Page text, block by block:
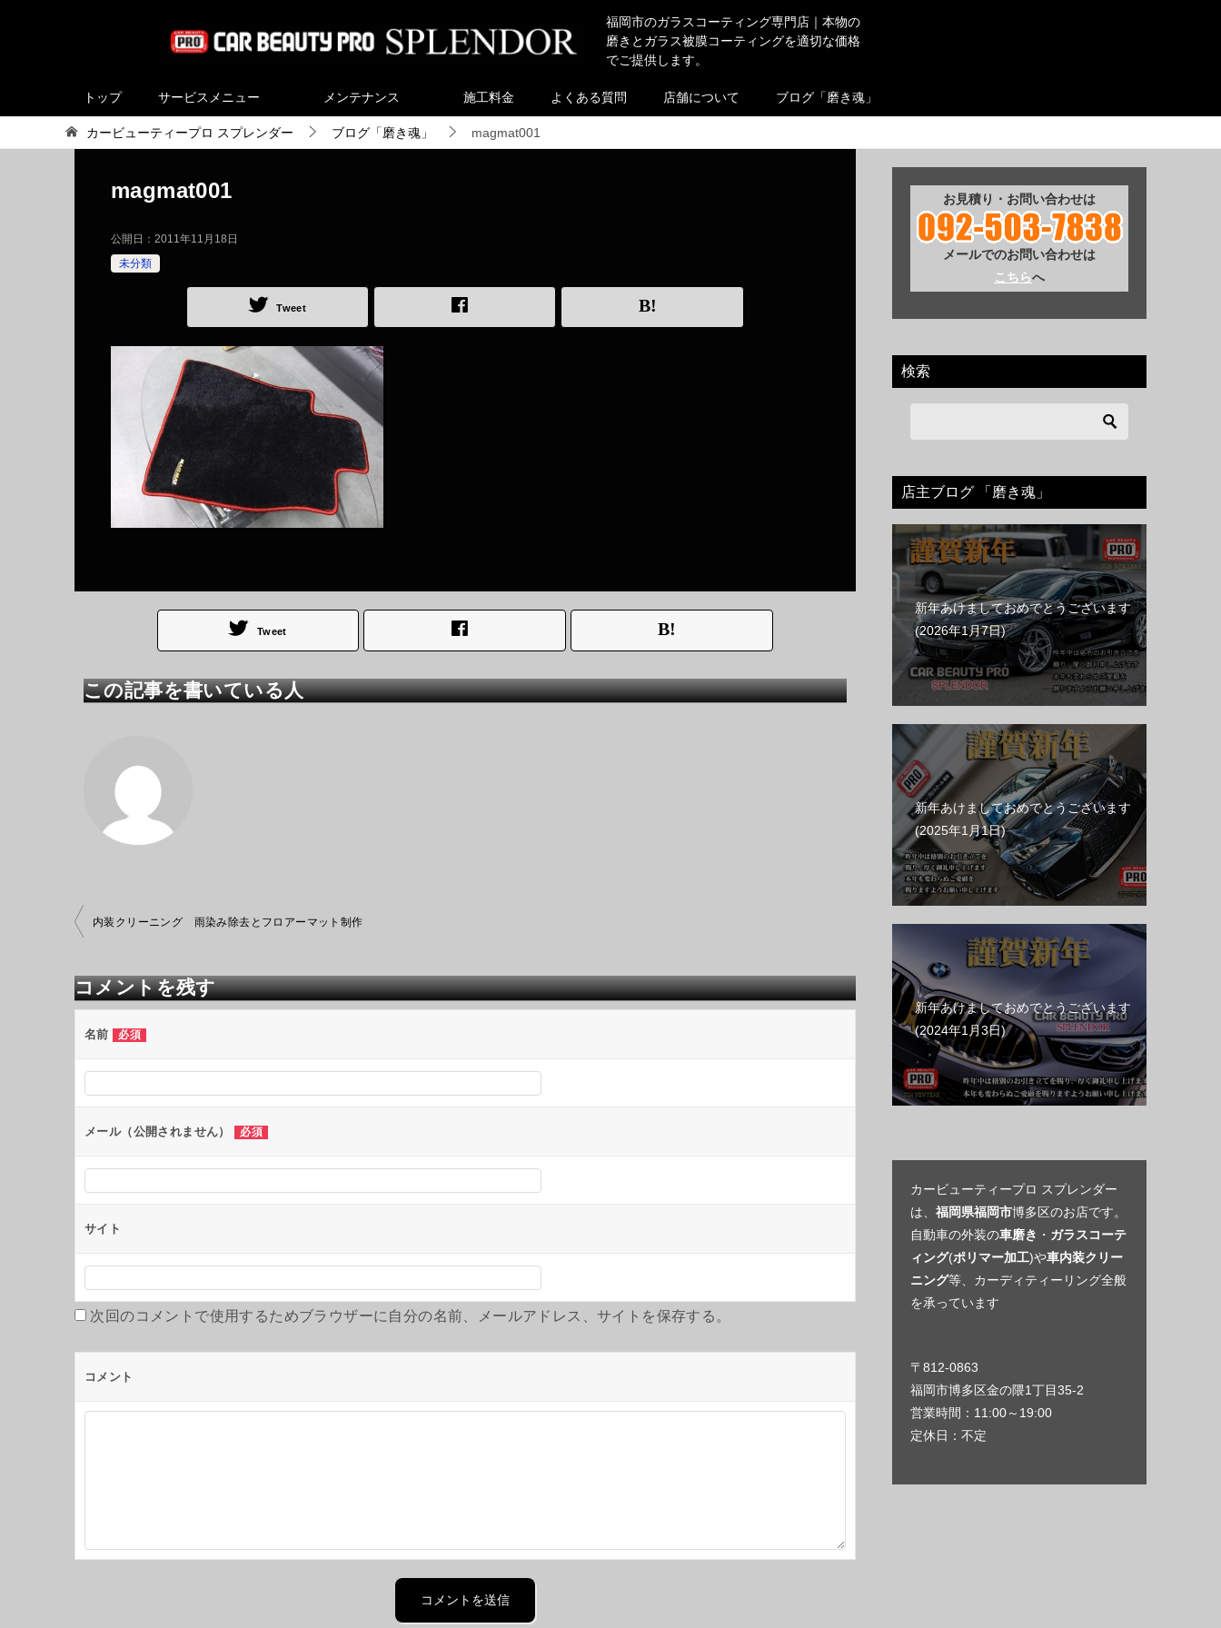
福岡市のガラスコーティング専門店｜本物の
磨きとガラス被膜コーティングを適切な価格
でご提供します。
トップ サービスメニュー メンテナンス 施工料金 よくある質問 店舗について ブログ「磨き魂」
カービューティープロ スプレンダー ブログ「磨き魂」 magmat001
magmat001
公開日： 2011年11月18日
未分類
Tweet
Tweet
この記事を書いている人
投
稿
ビ
ゲ
ー
シ
ョ
内装クリーニング 雨染み除去とフロアーマット制作
コメントを残す
名前 必須
メール（公開されません） 必須
サイト
次回のコメントで使用するためブラウザーに自分の名前、メールアドレス、サイトを保存する。
コメント
お見積り・お問い合わせは
メールでのお問い合わせは
こちらへ
検索
店主ブログ 「磨き魂」
新年あけましておめでとうございます
2026年1月7日
新年あけましておめでとうございます
2025年1月1日
新年あけましておめでとうございます
2024年1月3日
カービューティープロ スプレンダー
は、 福岡県福岡市博多区のお店です。
自動車の外装の車磨き ・ ガラスコーテ
ィング(ポリマー加工)や車内装クリー
ニング等、カーディティーリング全般
を承っています
〒812-0863
福岡市博多区金の隈1丁目35-2
営業時間：11:00～19:00
定休日：不定